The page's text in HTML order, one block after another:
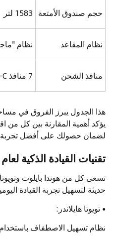
حجم صندوق الأمتعة 1583 لتر
نظام المقاعد نظام
منافذ الشحن 7 منافذ USB-C
هذا الجدول يبرز الفروق في
يؤكد أهمية المقارنة بين كل من
لضمان حصولك على أفضل تجربة
تقنيات القيادة الذكية لعام 2025
تسعى كل من هوندا بايلوت
حديثة لتسهيل تجربة القيادة
• تويوتا هايلاندر:
نظام تسهيل الاصطفاف باستخدام